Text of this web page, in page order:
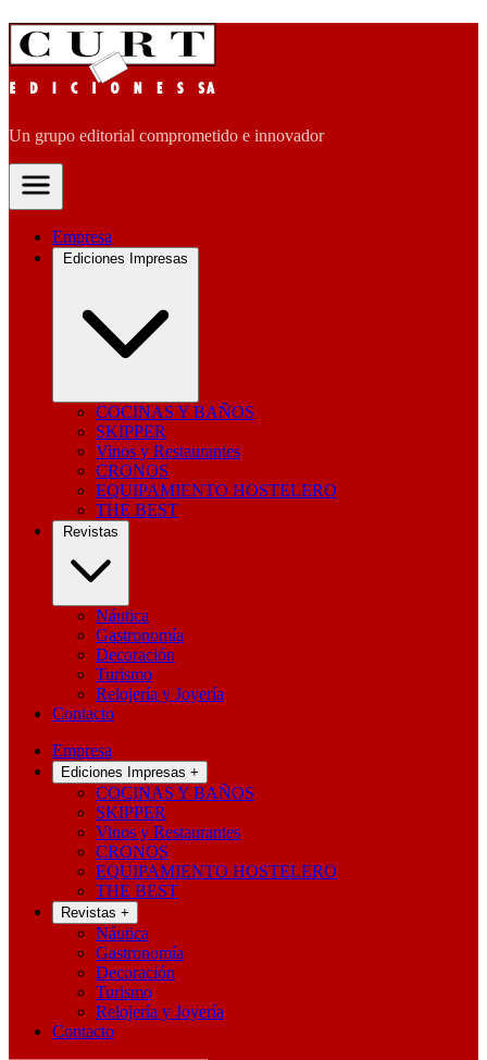
Un grupo editorial comprometido e innovador
Empresa
Ediciones Impresas
COCINAS Y BAÑOS
SKIPPER
Vinos y Restaurantes
CRONOS
EQUIPAMIENTO HOSTELERO
THE BEST
Revistas
Náutica
Gastronomía
Decoración
Turismo
Relojería y Joyería
Contacto
Empresa
Ediciones Impresas +
COCINAS Y BAÑOS
SKIPPER
Vinos y Restaurantes
CRONOS
EQUIPAMIENTO HOSTELERO
THE BEST
Revistas +
Náutica
Gastronomía
Decoración
Turismo
Relojería y Joyería
Contacto